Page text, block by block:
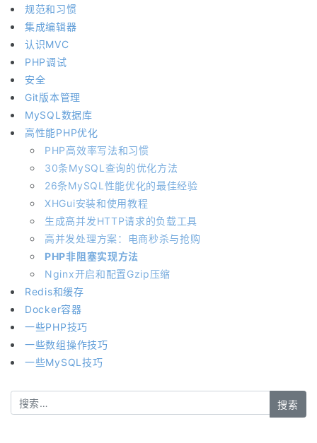
规范和习惯
集成编辑器
认识MVC
PHP调试
安全
Git版本管理
MySQL数据库
高性能PHP优化
PHP高效率写法和习惯
30条MySQL查询的优化方法
26条MySQL性能优化的最佳经验
XHGui安装和使用教程
生成高并发HTTP请求的负载工具
高并发处理方案：电商秒杀与抢购
PHP非阻塞实现方法
Nginx开启和配置Gzip压缩
Redis和缓存
Docker容器
一些PHP技巧
一些数组操作技巧
一些MySQL技巧